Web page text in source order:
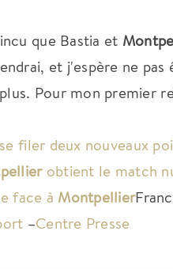
que Bastia et
et j'espère ne
Pour mon premier
filer deux nouveaux
obtient le match
face à Montpellier
–Centre Presse